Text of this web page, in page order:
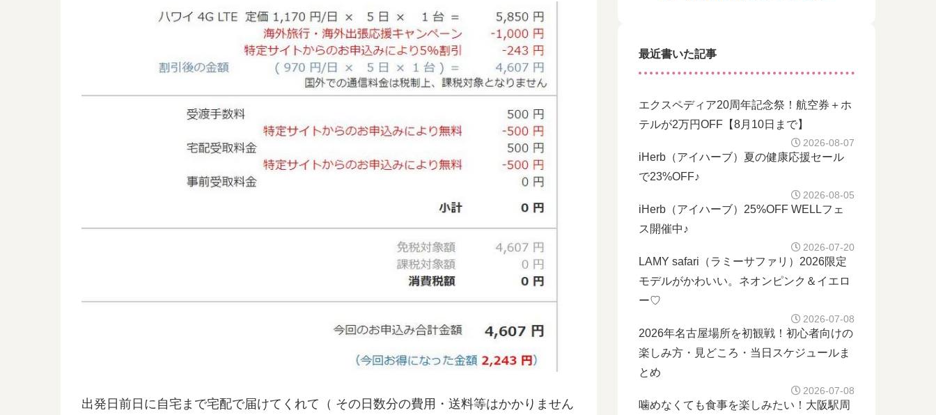
出発日前日に自宅まで宅配で届けてくれて（ その日数分の費用・送料等はかかりません
最近書いた記事
エクスペディア20周年記念祭！航空券＋ホ
テルが2万円OFF【8月10日まで】
2026-08-07
iHerb（アイハーブ）夏の健康応援セール
で23%OFF♪
2026-08-05
iHerb（アイハーブ）25%OFF WELLフェ
ス開催中♪
2026-07-20
LAMY safari（ラミーサファリ）2026限定
モデルがかわいい。ネオンピンク＆イエロ
ー♡
2026-07-08
2026年名古屋場所を初観戦！初心者向けの
楽しみ方・見どころ・当日スケジュールま
とめ
2026-07-08
噛めなくても食事を楽しみたい！大阪駅周